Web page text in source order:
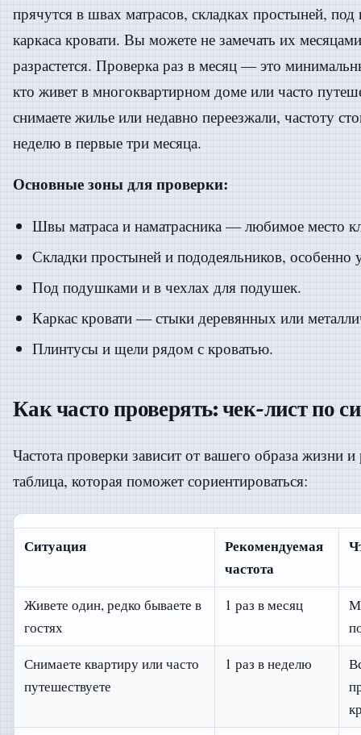
прячутся в швах матрасов, складках простыней,
каркаса кровати. Вы можете не замечать их
разрастется. Проверка раз в месяц — это
кто живет в многоквартирном доме или часто
снимаете жилье или недавно переезжали, частоту
неделю в первые три месяца.
Основные зоны для проверки:
Швы матраса и наматрасника — любимое место
Складки простыней и пододеяльников, особенно
Под подушками и в чехлах для подушек.
Каркас кровати — стыки деревянных или
Плинтусы и щели рядом с кроватью.
Как часто проверять: чек-лист по
Частота проверки зависит от вашего образа жизни
таблица, которая поможет сориентироваться:
Ситуация
Рекомендуемая
частота
Живете один, редко бываете в
гостях
1 раз в месяц
Снимаете квартиру или часто
путешествуете
1 раз в неделю